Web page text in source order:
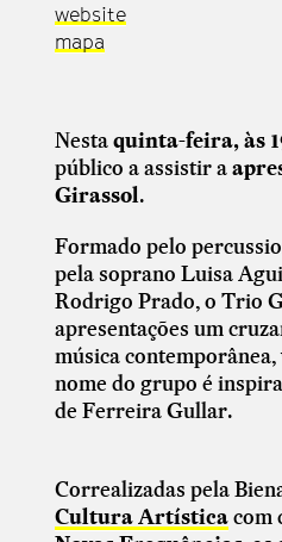
website
mapa
Nestaquinta-feira, às
público a assistir a
Girassol.
Formado pelo
pela soprano Luisa
Rodrigo Prado, o Trio
apresentações um
música
nome do grupo é
de Ferreira Gullar.
Correalizadas pela
Cultura Artísticacom